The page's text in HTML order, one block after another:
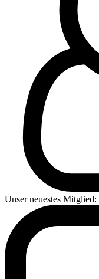
Unser neuestes Mitglied: